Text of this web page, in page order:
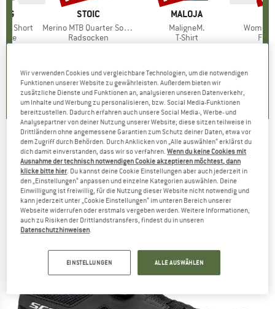
Short
Preis
€
MARKE
STOIC
Artikel
Merino MTB Quarter Socks
Produktgruppe
Radsocken
4,7(80)
MARKE
MALOJA
Artikel
MaligneM.
Produktgruppe
T-Shirt
0,0(0)
Artikel
49,95
SCOTT -Sport Crus-r Boa Eco - Radschuhe
(0)
Wir verwenden Cookies und vergleichbare Technologien, um die notwendigen
Funktionen unserer Website zu gewährleisten. Außerdem bieten wir
zusätzliche Dienste und Funktionen an, analysieren unseren Datenverkehr,
um Inhalte und Werbung zu personalisieren, bzw. Social Media-Funktionen
bereitzustellen. Dadurch erfahren auch unsere Social Media-, Werbe- und
Analysepartner von deiner Nutzung unserer Website; diese sitzen teilweise in
Drittländern ohne angemessene Garantien zum Schutz deiner Daten, etwa vor
dem Zugriff durch Behörden. Durch Anklicken von „Alle auswählen“ erklärst du
dich damit einverstanden, dass wir so verfahren.Wenn du keine Cookies mit
Ausnahme der technisch notwendigen Cookie akzeptieren möchtest, dann
klicke bitte hier. Du kannst deine Cookie Einstellungen aber auch jederzeit in
den „Einstellungen“ anpassen und einzelne Kategorien auswählen. Deine
Einwilligung ist freiwillig, für die Nutzung dieser Website nicht notwendig und
kann jederzeit unter „Cookie Einstellungen“ im unteren Bereich unserer
Webseite widerrufen oder erstmals vergeben werden. Weitere Informationen,
auch zu Risiken der Drittlandstransfers, findest du in unseren
Datenschutzhinweisen.
EINSTELLUNGEN ALLE AUSWÄHLEN